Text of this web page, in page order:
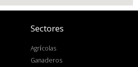
Sectores
Agrícolas
Ganaderos